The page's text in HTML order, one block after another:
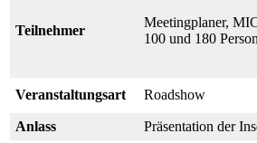
Teilnehmer
Meetingplaner,
100 und 180
Veranstaltungsart Roadshow
Anlass
Präsentation der